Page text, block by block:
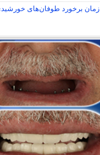
برخورد طوفان‌های